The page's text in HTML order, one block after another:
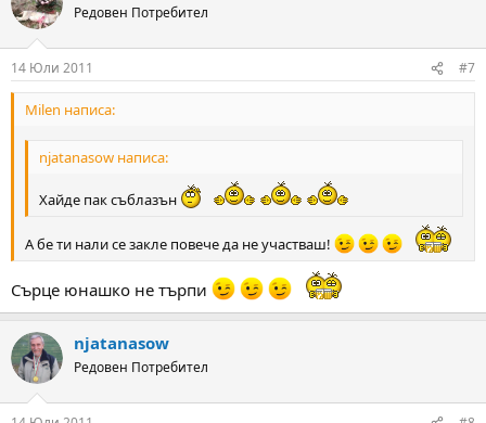
Редовен Потребител
14 Юли 2011 #7
Milen написа:
njatanasow написа:
Хайде пак съблазън
А бе ти нали се закле повече да не участваш!
Сърце юнашко не търпи
njatanasow
Редовен Потребител